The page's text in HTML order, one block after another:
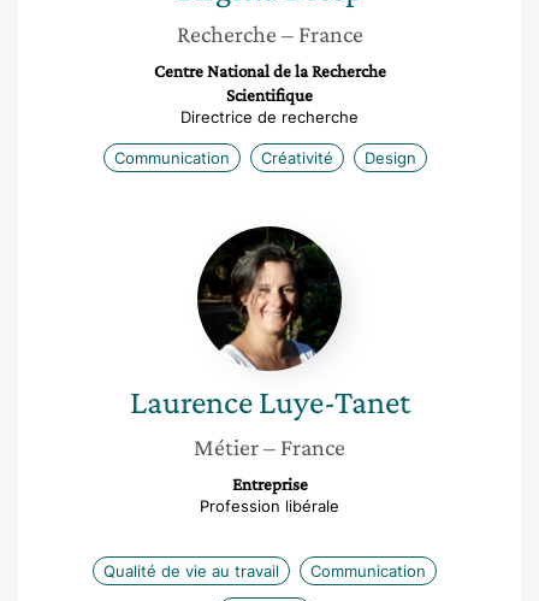
Recherche – France
Centre National de la Recherche
Scientifique
Directrice de recherche
Communication Créativité Design
Laurence
Luye-
Tanet
Laurence Luye-Tanet
Métier– France
Entreprise
Profession libérale
Qualité de vie au travail Communication